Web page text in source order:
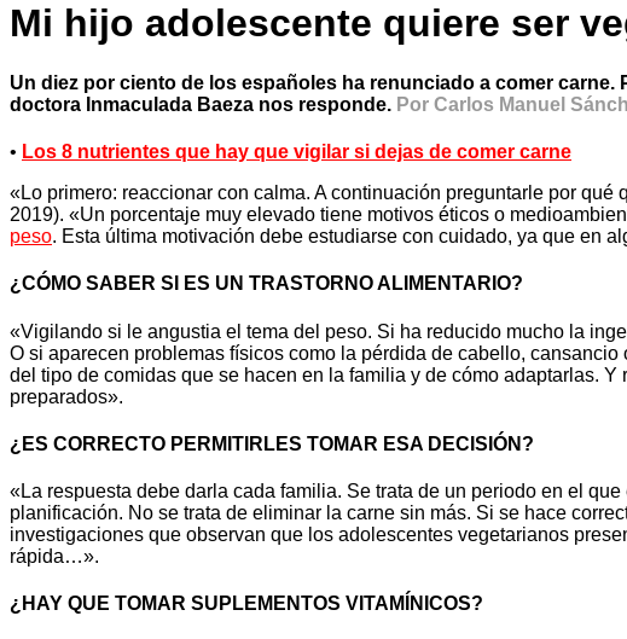
Mi hijo adolescente quiere ser
Un diez por ciento de los españoles ha renunciado a comer
doctora Inmaculada Baeza nos responde. Por Carlos Manuel
• Los 8 nutrientes que hay que vigilar si dejas de comer carne
«Lo primero: reaccionar con calma. A continuación preguntarle por
2019). «Un porcentaje muy elevado tiene motivos éticos o
peso. Esta última motivación debe estudiarse con cuidado, ya que en
¿CÓMO SABER SI ES UN TRASTORNO ALIMENTARIO?
«Vigilando si le angustia el tema del peso. Si ha reducido mucho la
O si aparecen problemas físicos como la pérdida de cabello,
del tipo de comidas que se hacen en la familia y de cómo adaptarlas.
preparados».
¿ES CORRECTO PERMITIRLES TOMAR ESA DECISIÓN?
«La respuesta debe darla cada familia. Se trata de un periodo en el
planificación. No se trata de eliminar la carne sin más. Si se hace
investigaciones que observan que los adolescentes vegetarianos
rápida…».
¿HAY QUE TOMAR SUPLEMENTOS VITAMÍNICOS?